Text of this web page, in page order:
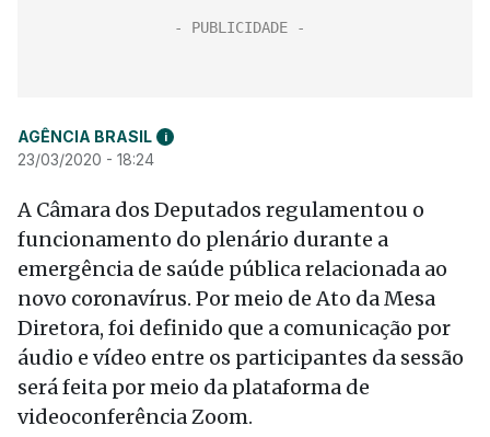
AGÊNCIA BRASIL i
23/03/2020 - 18:24
A Câmara dos Deputados regulamentou o
funcionamento do plenário durante a
emergência de saúde pública relacionada ao
novo coronavírus. Por meio de Ato da Mesa
Diretora, foi definido que a comunicação por
áudio e vídeo entre os participantes da sessão
será feita por meio da plataforma de
videoconferência Zoom.